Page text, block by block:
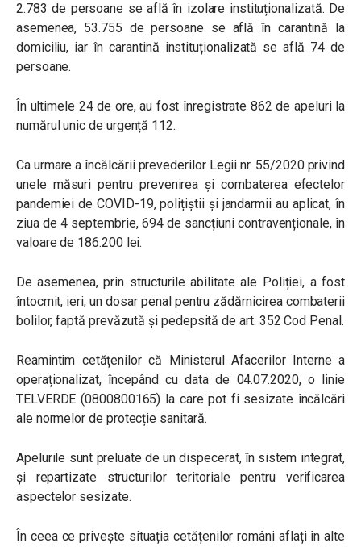
2.783 de persoane se află în izolare instituționalizată. De
asemenea, 53.755 de persoane se află în carantină la
domiciliu, iar în carantină instituționalizată se află 74 de
persoane.
În ultimele 24 de ore, au fost înregistrate 862 de apeluri la
numărul unic de urgență 112.
Ca urmare a încălcării prevederilor Legii nr. 55/2020 privind
unele măsuri pentru prevenirea și combaterea efectelor
pandemiei de COVID-19, polițiștii și jandarmii au aplicat, în
ziua de 4 septembrie, 694 de sancțiuni contravenționale, în
valoare de 186.200 lei.
De asemenea, prin structurile abilitate ale Poliției, a fost
întocmit, ieri, un dosar penal pentru zădărnicirea combaterii
bolilor, faptă prevăzută și pedepsită de art. 352 Cod Penal.
Reamintim cetățenilor că Ministerul Afacerilor Interne a
operaționalizat, începând cu data de 04.07.2020, o linie
TELVERDE (0800800165) la care pot fi sesizate încălcări
ale normelor de protecție sanitară.
Apelurile sunt preluate de un dispecerat, în sistem integrat,
și repartizate structurilor teritoriale pentru verificarea
aspectelor sesizate.
În ceea ce privește situația cetățenilor români aflați în alte